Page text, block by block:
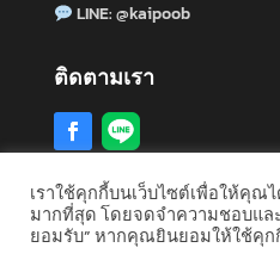
LINE:@kaipoob
ติดตามเรา
รับซื้ออสังหาริมทรัพย์ทั่วประเ
ชลบุรี· ภูเก็ต·ระยอง·นนทบุรี·
เราใช้คุกกี้บนเว็บไซต์เพื่อให้คุณ
มากที่สุด โดยจดจำความชอบแ
ยอมรับ” หากคุณยินยอมให้ใช้คุ